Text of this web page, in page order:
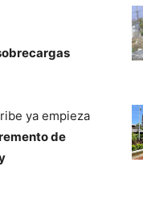
ya empieza
de